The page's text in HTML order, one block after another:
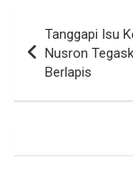
pos
Tanggapi Isu
Nusron
Berlapis